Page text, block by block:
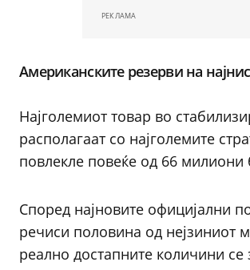
РЕКЛАМА
Американските резерви на
Најголемиот товар во
располагаат со најголемите
повлекле повеќе од 66 милиони
Според најновите официјални
речиси половина од нејзиниот
реално достапните количини